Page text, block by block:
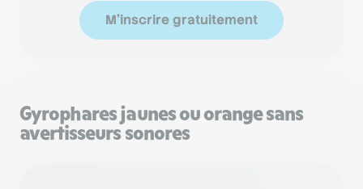
M'inscrire gratuitement
Gyrophares jaunes ou orange sans
avertisseurs sonores